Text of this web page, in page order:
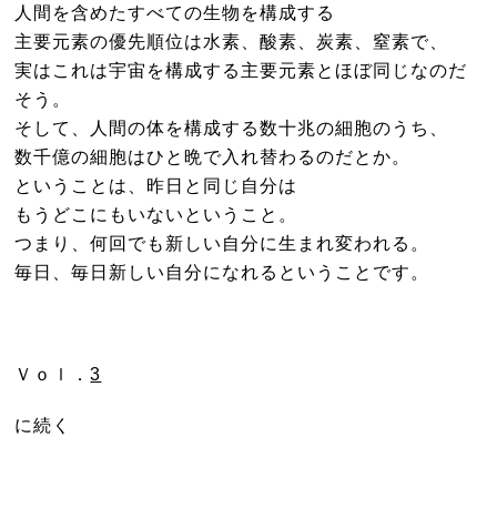
人間を含めたすべての生物を構成する
主要元素の優先順位は水素、酸素、炭素、窒素で、
実はこれは宇宙を構成する主要元素とほぼ同じなのだ
そう。
そして、人間の体を構成する数十兆の細胞のうち、
数千億の細胞はひと晩で入れ替わるのだとか。
ということは、昨日と同じ自分は
もうどこにもいないということ。
つまり、何回でも新しい自分に生まれ変われる。
毎日、毎日新しい自分になれるということです。
Ｖｏｌ．3
に続く